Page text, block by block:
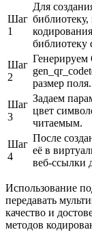
Шаг
1
Для
библиотеку
Шаг
2
размер поля.
Шаг
3
Задаем
цвет
читаемым.
Шаг
4
После
её в
веб-ссылки
Использование
передавать
качество и
методов